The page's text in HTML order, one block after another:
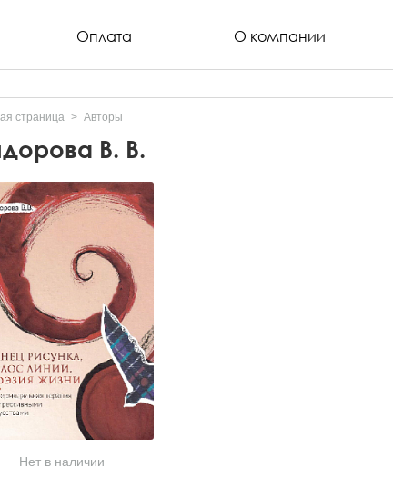
Оплата О компании
страница Авторы
В. В.
Нет в наличии